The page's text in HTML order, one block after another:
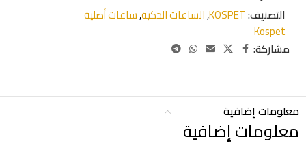
التصنيف:KOSPET
,الساعات الذكية,ساعات أصلية
Kospet
مشاركة:
معلومات إضافية
معلومات إضافية